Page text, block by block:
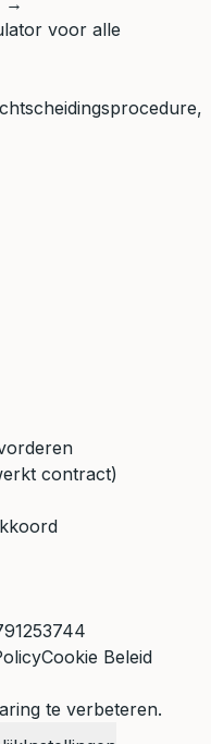
voor alle
contract)
Cookie Beleid
te verbeteren.